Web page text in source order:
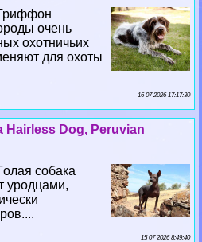
очень
охотничьих
для охоты
16 07 2026 17:17:30
Hairless Dog, Peruvian
собака
уpoдцами,
15 07 2026 8:49:40